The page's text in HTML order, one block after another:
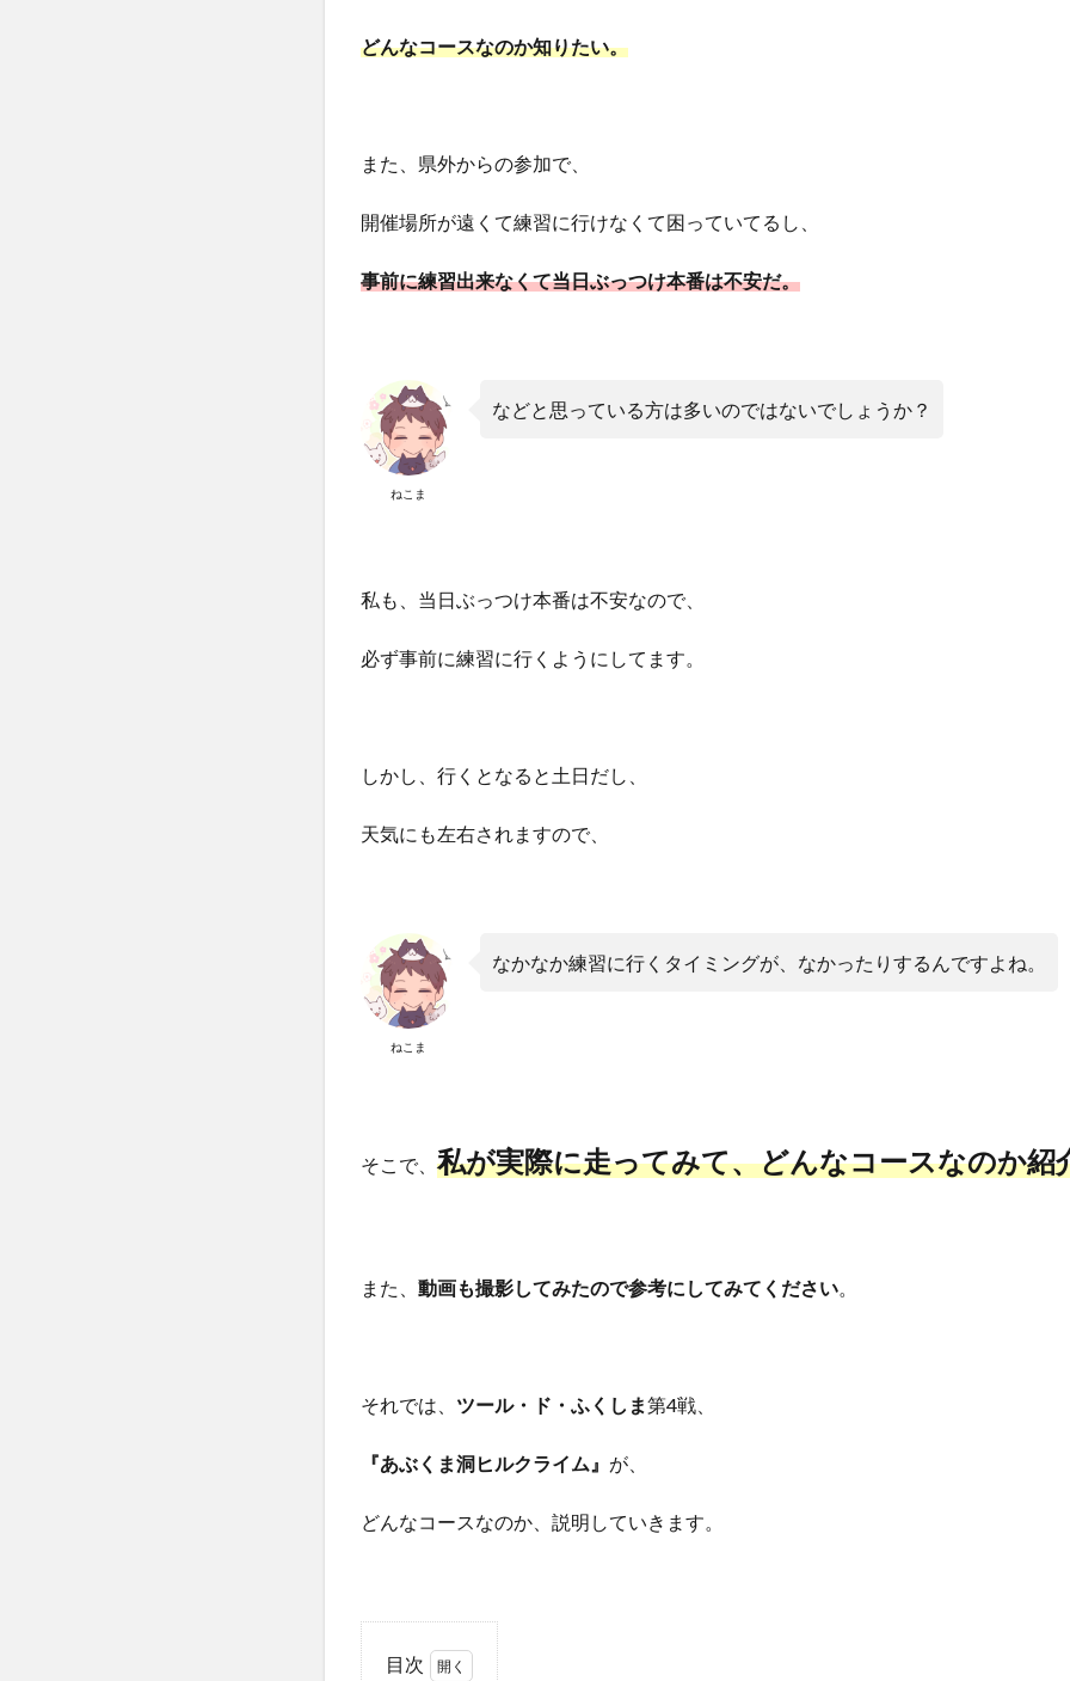
どんなコースなのか知りたい。
また、県外からの参加で、
開催場所が遠くて練習に行けなくて困っていてる し、
事前に練習出来なくて当日ぶっつけ本番は不安だ。
ねこま
などと思っている方は多いのではないでしょうか？
私も、当日ぶっつけ本番は不安なので、
必ず事前に練習に行くようにしてます。
しかし、行くとなると土日だし、
天気にも左右されますので、
ねこま
なかなか練習に行くタイミングが、なかったりするんですよね。
そこで、 私が実際に走ってみて、どんなコースなのか紹
また、 動画も撮影してみたので参考にしてみてください
それでは、 ツール・ド・ふくしま第4戦、
『あぶくま洞ヒルクライム』 が、
どんなコースなのか、説明していきます。
目次